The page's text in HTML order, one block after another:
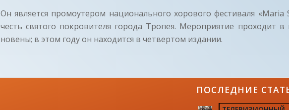
Он является промоутером национального хорового фестиваля «Maria
честь святого покровителя города Тропея. Мероприятие проходит
новены; в этом году он находится в четвертом издании.
ПОСЛЕДНИЕ